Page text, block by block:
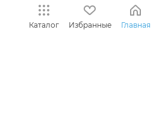
ИНФОРМАЦИЯ
Каталог Избранные Главная